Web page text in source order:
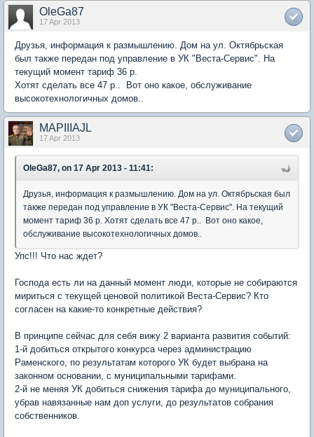
OleGa87
17 Apr 2013
Друзья, информация к размышлению. Дом на ул. Октябрьская
был также передан под управление в УК "Веста-Сервис". На
текущий момент тариф 36 р.
Хотят сделать все 47 р.. Вот оно какое, обслуживание
высокотехнологичных домов..
MAPIIIAJL
17 Apr 2013
OleGa87, on 17 Apr 2013 - 11:41:
Друзья, информация к размышлению. Дом на ул. Октябрьская был
также передан под управление в УК "Веста-Сервис". На текущий
момент тариф 36 р. Хотят сделать все 47 р.. Вот оно какое,
обслуживание высокотехнологичных домов..
Упс!!! Что нас ждет?
Господа есть ли на данный момент люди, которые не собираются
мириться с текущей ценовой политикой Веста-Сервис? Кто
согласен на какие-то конкретные действия?
В принципе сейчас для себя вижу 2 варианта развития событий:
1-й добиться открытого конкурса через администрацию
Раменского, по результатам которого УК будет выбрана на
законном основании, с муниципальными тарифами.
2-й не меняя УК добиться снижения тарифа до муниципального,
убрав навязанные нам доп услуги, до результатов собрания
собственников.